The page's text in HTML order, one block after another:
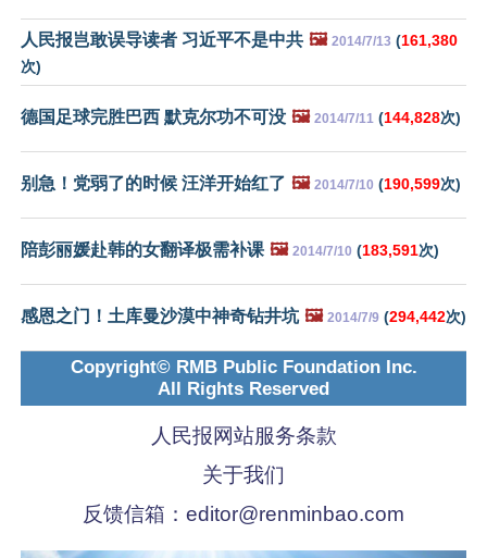
人民报岂敢误导读者 习近平不是中共 🖼️ 2014/7/13 (161,380
次)
德国足球完胜巴西 默克尔功不可没 🖼️ 2014/7/11 (144,828次)
别急！党弱了的时候 汪洋开始红了 🖼️ 2014/7/10 (190,599次)
陪彭丽媛赴韩的女翻译极需补课 🖼️ 2014/7/10 (183,591次)
感恩之门！土库曼沙漠中神奇钻井坑 🖼️ 2014/7/9 (294,442次)
Copyright© RMB Public Foundation Inc.
All Rights Reserved
人民报网站服务条款
关于我们
反馈信箱： editor@renminbao.com